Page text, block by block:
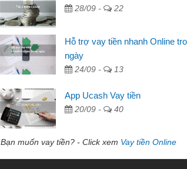
Mình cần tiền gấp nên định
nhưng thật may đã có gói vay
không cần gặp mặt nên rất tiện
bè biết
Tôi kinh doanh buôn bán
hàng, nhờ biết đến website
quyết được công việc của
28/09 - 22
Hỗ trợ vay tiền nhanh Online
ngày
24/09 - 13
App Ucash Vay tiền
20/09 - 40
Bạn muốn vay tiền? - Click xem Vay tiền Online